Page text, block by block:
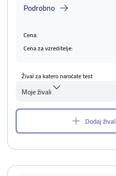
Podrobno
Cena:
Cena za vzreditelje:
Žival za katero naročate test
Moje živali
Dodaj žival